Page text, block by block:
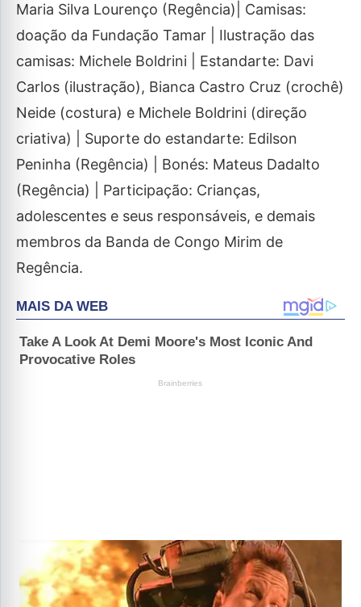
Maria Silva Lourenço (Regência)| Camisas:
doação da Fundação Tamar | Ilustração das
camisas: Michele Boldrini | Estandarte: Davi
Carlos (ilustração), Bianca Castro Cruz (crochê)
Neide (costura) e Michele Boldrini (direção
criativa) | Suporte do estandarte: Edilson
Peninha (Regência) | Bonés: Mateus Dadalto
(Regência) | Participação: Crianças,
adolescentes e seus responsáveis, e demais
membros da Banda de Congo Mirim de
Regência.